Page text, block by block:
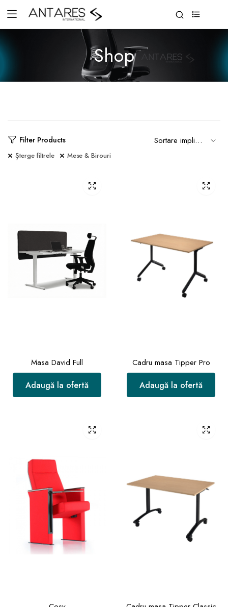
Shop
Filter Products
Șterge filtrele Mese & Birouri
Masa David Full
Adaugă la ofertă
Cadru masa Tipper Pro
Adaugă la ofertă